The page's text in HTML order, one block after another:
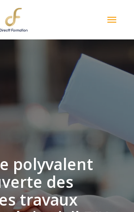
polyvalent
des
travaux